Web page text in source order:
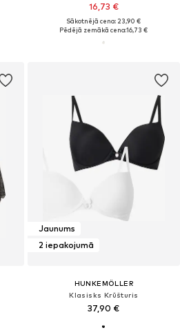
16,73 €
Sākotnējā cena: 23,90 €
Pēdējā zemākā cena:16,73 €
Jaunums
2 iepakojumā
HUNKEMÖLLER
Klasisks Krūšturis
37,90 €